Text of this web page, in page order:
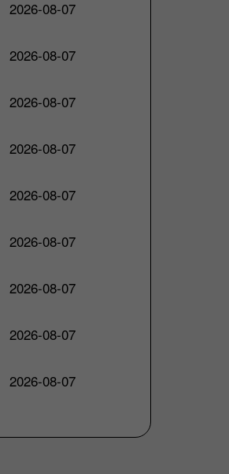
2026-08-07
2026-08-07
2026-08-07
2026-08-07
2026-08-07
2026-08-07
2026-08-07
2026-08-07
2026-08-07